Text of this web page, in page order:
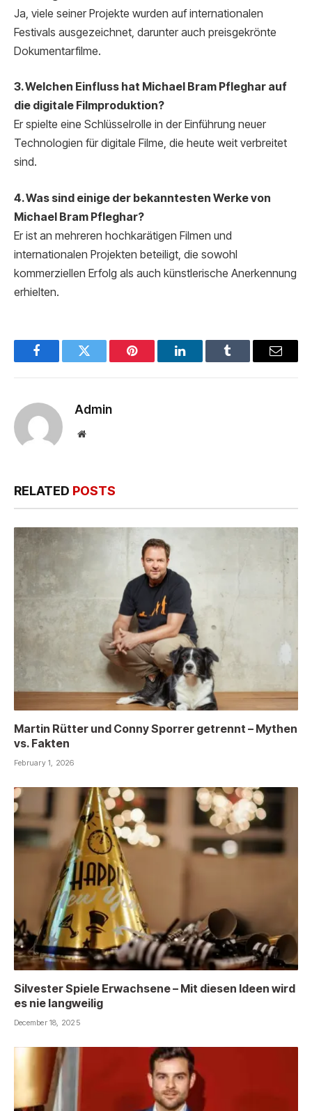
Ja, viele seiner Projekte wurden auf internationalen
Festivals ausgezeichnet, darunter auch preisgekrönte
Dokumentarfilme.
3. Welchen Einfluss hat Michael Bram Pfleghar auf
die digitale Filmproduktion?
Er spielte eine Schlüsselrolle in der Einführung neuer
Technologien für digitale Filme, die heute weit verbreitet
sind.
4. Was sind einige der bekanntesten Werke von
Michael Bram Pfleghar?
Er ist an mehreren hochkarätigen Filmen und
internationalen Projekten beteiligt, die sowohl
kommerziellen Erfolg als auch künstlerische Anerkennung
erhielten.
FacebookTwitter Pinterest LinkedInTumblr Email
Admin
Website
RELATED POSTS
Martin Rütter und Conny Sporrer getrennt – Mythen
vs. Fakten
February 1, 2026
Silvester Spiele Erwachsene – Mit diesen Ideen wird
es nie langweilig
December 18, 2025